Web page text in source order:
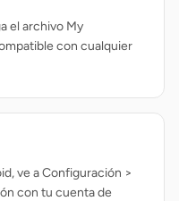
el archivo My
con cualquier
ve a Configuración >
con tu cuenta de